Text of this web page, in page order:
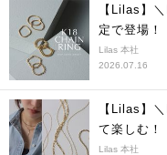
【Lilas】
定で登場！
Lilas 本社
2026.07.16
【Lilas】
て楽しむ！
Lilas 本社